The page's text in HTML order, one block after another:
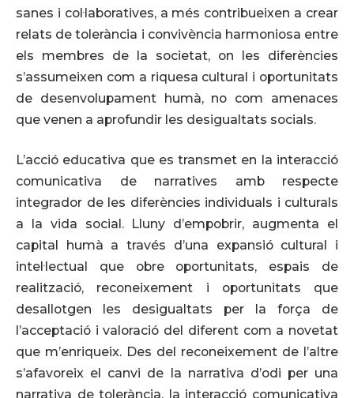
sanes i col·laboratives, a més contribueixen a crear
relats de tolerància i convivència harmoniosa entre
els membres de la societat, on les diferències
s’assumeixen com a riquesa cultural i oportunitats
de desenvolupament humà, no com amenaces
que venen a aprofundir les desigualtats socials.
L’acció educativa que es transmet en la interacció
comunicativa de narratives amb respecte
integrador de les diferències individuals i culturals
a la vida social. Lluny d’empobrir, augmenta el
capital humà a través d’una expansió cultural i
intel·lectual que obre oportunitats, espais de
realització, reconeixement i oportunitats que
desallotgen les desigualtats per la força de
l’acceptació i valoració del diferent com a novetat
que m’enriqueix. Des del reconeixement de l’altre
s’afavoreix el canvi de la narrativa d’odi per una
narrativa de tolerància, la interacció comunicativa